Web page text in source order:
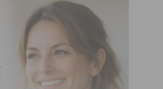
O caso que relata e o facto de
ter assinado algo, sem ter
deve servir como exemplo.
IMEDIATO não identifica a